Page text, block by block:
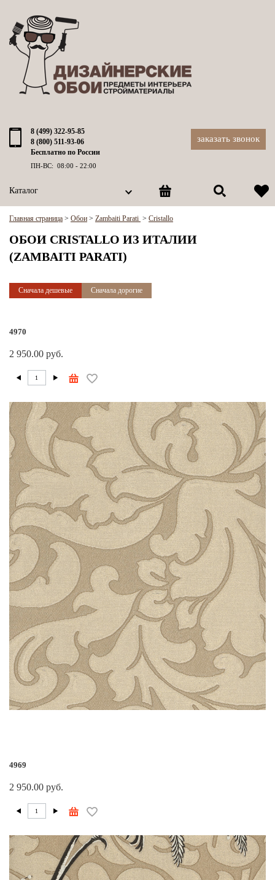
8 (499) 322-95-85
8 (800) 511-93-06
Бесплатно по России
ПН-ВС: 08:00 - 22:00
заказать звонок
Каталог
Главная страница > Обои > Zambaiti Parati > Cristallo
ОБОИ CRISTALLO ИЗ ИТАЛИИ
(ZAMBAITI PARATI)
Сначала дешевые Сначала дорогие
4970
2 950.00 руб.
4969
2 950.00 руб.